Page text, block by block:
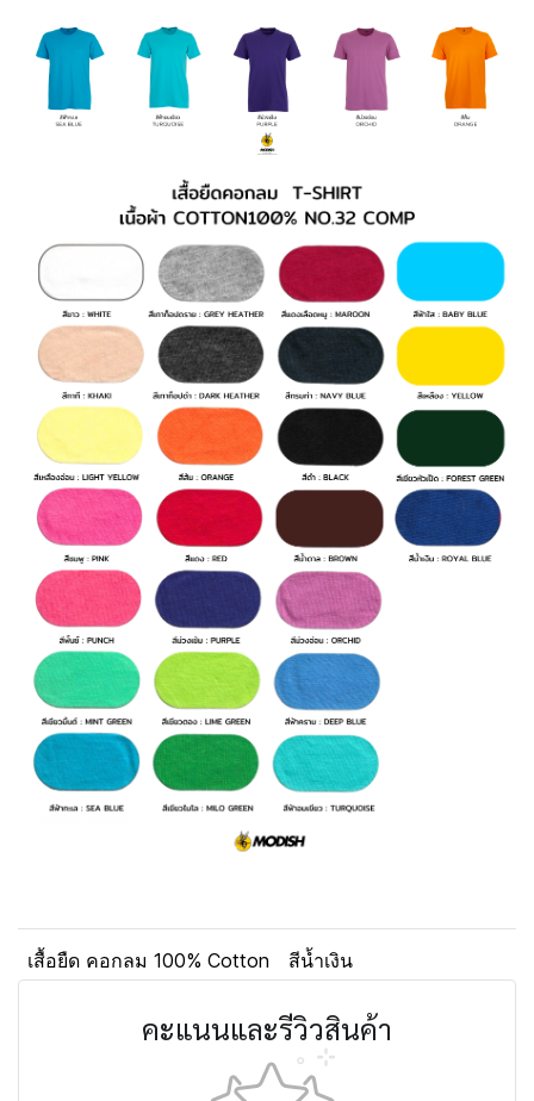
เสื้อยืด คอกลม 100% Cotton สีน้ำเงิน
คะแนนและรีวิวสินค้า